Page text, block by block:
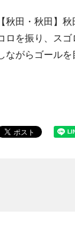
【秋田・秋田】
ロを振り、ス
ながらゴールを